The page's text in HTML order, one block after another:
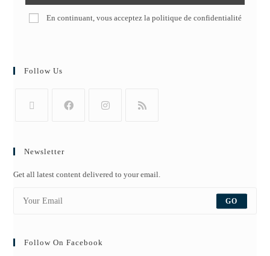
En continuant, vous acceptez la politique de confidentialité
Follow Us
Newsletter
Get all latest content delivered to your email.
GO
Follow On Facebook